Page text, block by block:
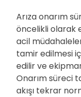
Arıza onarım
öncelikli olarak
acil
tamir edilmesi
edilir ve
Onarım süreci
akışı tekrar